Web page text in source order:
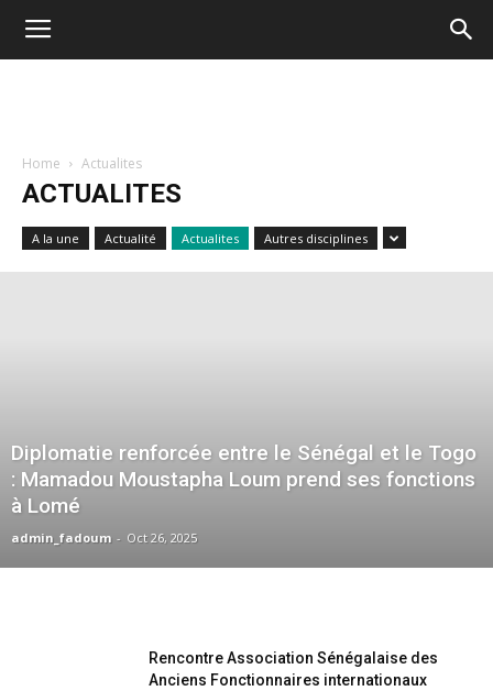
Home Actualites
ACTUALITES
A la une Actualité Actualites Autres disciplines
Diplomatie renforcée entre le Sénégal et le Togo
: Mamadou Moustapha Loum prend ses fonctions
à Lomé
admin_fadoum - Oct 26, 2025
Rencontre Association Sénégalaise des
Anciens Fonctionnaires internationaux